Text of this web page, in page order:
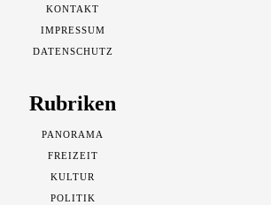
KONTAKT
IMPRESSUM
DATENSCHUTZ
Rubriken
PANORAMA
FREIZEIT
KULTUR
POLITIK